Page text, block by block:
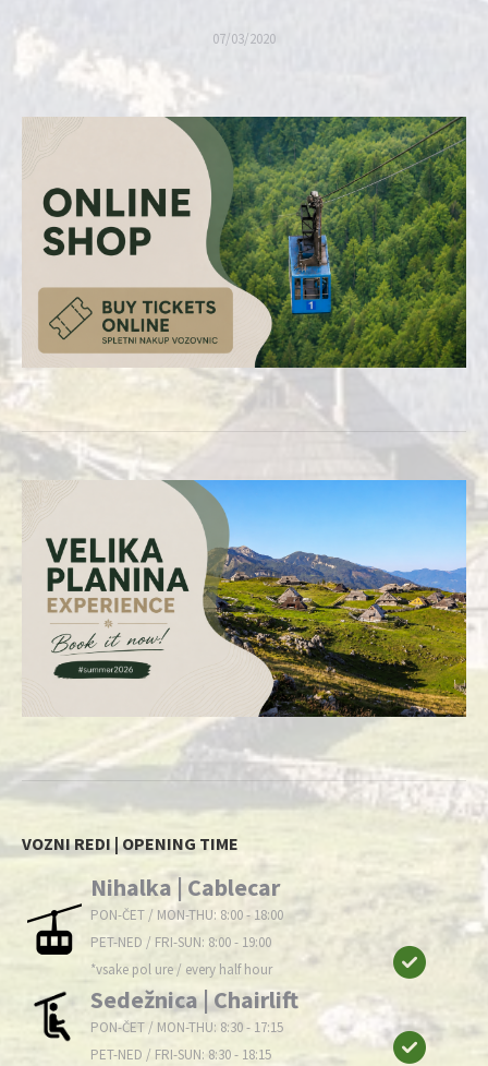
07/03/2020
VOZNI REDI | OPENING TIME
Nihalka | Cablecar
PON-ČET / MON-THU: 8:00 - 18:00
PET-NED / FRI-SUN: 8:00 - 19:00
*vsake pol ure / every half hour
Sedežnica | Chairlift
PON-ČET / MON-THU: 8:30 - 17:15
PET-NED / FRI-SUN: 8:30 - 18:15